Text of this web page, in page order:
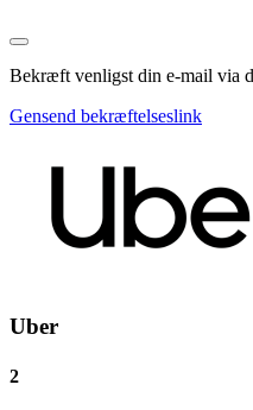
Bekræft venligst din e-mail via
Gensend bekræftelseslink
Uber
2